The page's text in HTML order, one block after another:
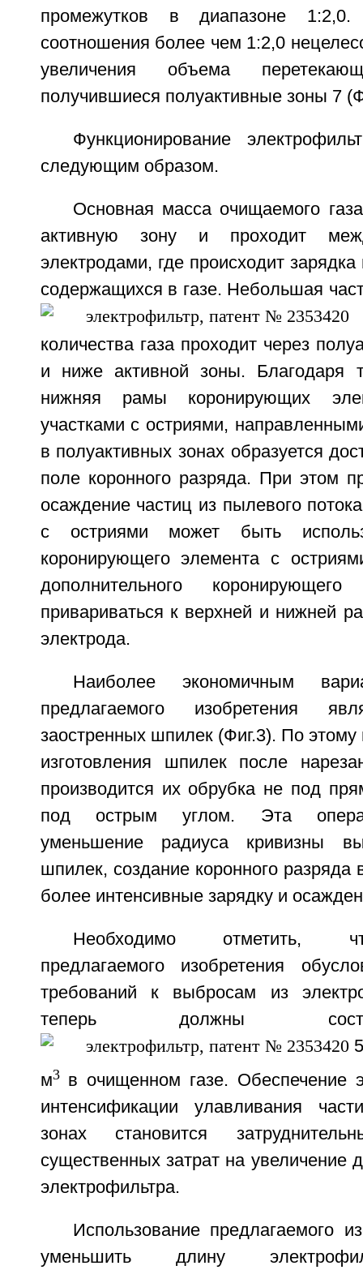
промежутков в диапазоне 1:2,0.
соотношения более чем 1:2,0
увеличения объема
получившиеся полуактивные зоны 7
Функционирование
следующим образом.
Основная масса очищаемого
активную зону и проходит
электродами, где происходит
содержащихся в газе. Небольшая
количества газа проходит через
и ниже активной зоны. Благодаря
нижняя рамы коронирующих
участками с остриями,
в полуактивных зонах образуется
поле коронного разряда. При этом
осаждение частиц из пылевого
с остриями может быть
коронирующего элемента с
дополнительного
привариваться к верхней и нижней
электрода.
Наиболее экономичным
предлагаемого изобретения
заостренных шпилек (Фиг.3). По этому
изготовления шпилек после
производится их обрубка не под
под острым углом. Эта
уменьшение радиуса кривизны
шпилек, создание коронного разряда
более интенсивные зарядку и
Необходимо отметить,
предлагаемого изобретения
требований к выбросам из
теперь должны
м3в очищенном газе. Обеспечение
интенсификации улавливания
зонах становится
существенных затрат на увеличение
электрофильтра.
Использование предлагаемого
уменьшить длину